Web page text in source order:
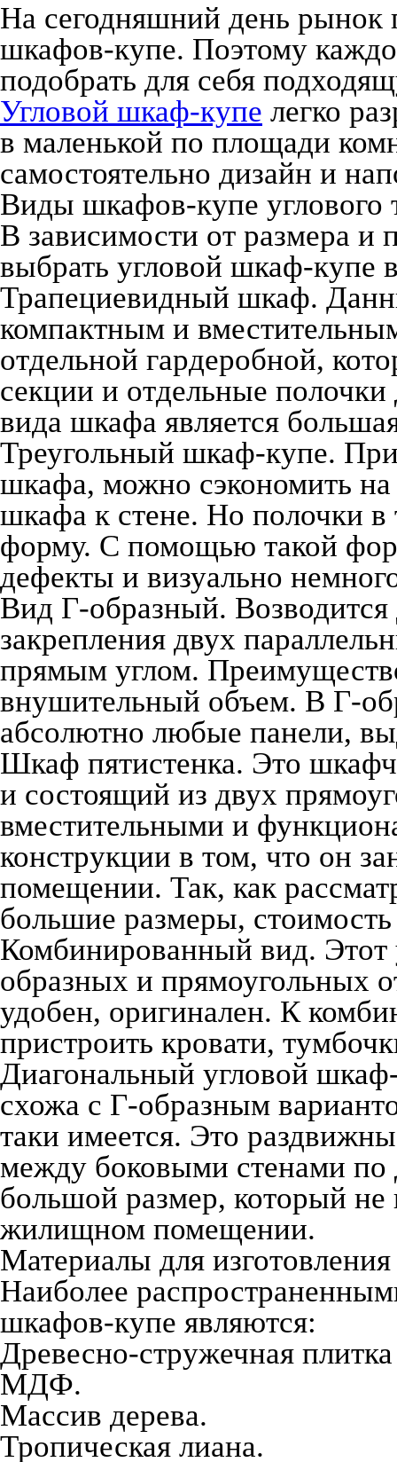
На сегодняшний день рынок
шкафов-купе. Поэтому
подобрать для себя
Угловой шкаф-купе легко
в маленькой по площади
самостоятельно дизайн и
Виды шкафов-купе углового
В зависимости от размера
выбрать угловой шкаф-купе
Трапециевидный шкаф.
компактным и
отдельной гардеробной,
секции и отдельные полочки
вида шкафа является
Треугольный шкаф-купе.
шкафа, можно сэкономить на
шкафа к стене. Но полочки в
форму. С помощью такой
дефекты и визуально
Вид Г-образный. Возводится
закрепления двух
прямым углом.
внушительный объем. В Г-
абсолютно любые панели,
Шкаф пятистенка. Это
и состоящий из двух
вместительными и
конструкции в том, что он
помещении. Так, как
большие размеры,
Комбинированный вид. Этот
образных и прямоугольных
удобен, оригинален. К
пристроить кровати,
Диагональный угловой
схожа с Г-образным
таки имеется. Это
между боковыми стенами
большой размер, который не
жилищном помещении.
Материалы для
Наиболее
шкафов-купе являются:
Древесно-стружечная
МДФ.
Массив дерева.
Тропическая лиана.